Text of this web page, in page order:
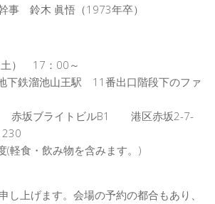
事 鈴木 眞悟（1973年卒）
） 17：00～
下鉄溜池山王駅 11番出口階段下のファ
坂ブライトビルB1 港区赤坂2-7-
食・飲み物を含みます。)
し上げます。会場の予約の都合もあり、